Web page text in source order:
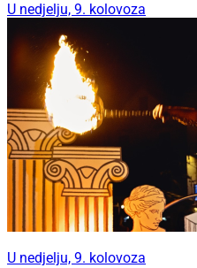
U nedjelju, 9. kolovoza
U nedjelju, 9. kolovoza